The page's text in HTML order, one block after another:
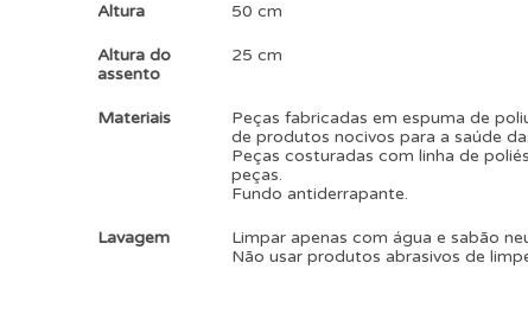
Altura 50 cm
Altura do
assento
25 cm
Materiais
Peças fabricadas em espuma de
de produtos nocivos para a saúde
Peças costuradas com linha de
peças.
Fundo antiderrapante.
Lavagem
Limpar apenas com água e sabão
Não usar produtos abrasivos de